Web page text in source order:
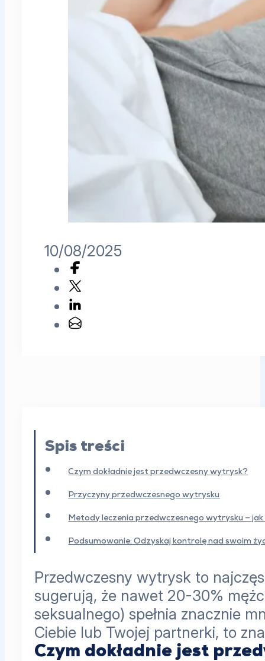
10/08/2025
Spis treści
Czym dokładnie jest przedwczesny wytrysk?
Przyczyny przedwczesnego wytrysku
Metody leczenia przedwczesnego wytrysku –
Podsumowanie: Odzyskaj kontrolę nad swoim
Przedwczesny wytrysk to
sugerują, że nawet 20-30%
seksualnego) spełnia znacznie
Ciebie lub Twojej partnerki, to
Czym dokładnie jest